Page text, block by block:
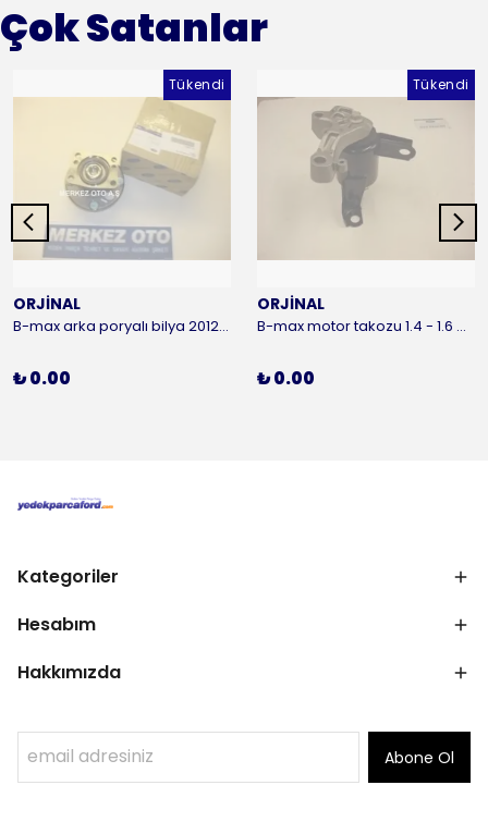
Çok Satanlar
Tükendi
ORJİNAL
B-max arka poryalı bilya 2012-2016 ORJİNAL
₺ 0.00
Tükendi
ORJİNAL
B-max motor takozu 1.4 - 1.6 benzinli 2012-2016 ORJİNAL
₺ 0.00
Kategoriler
Hesabım
Hakkımızda
Abone Ol